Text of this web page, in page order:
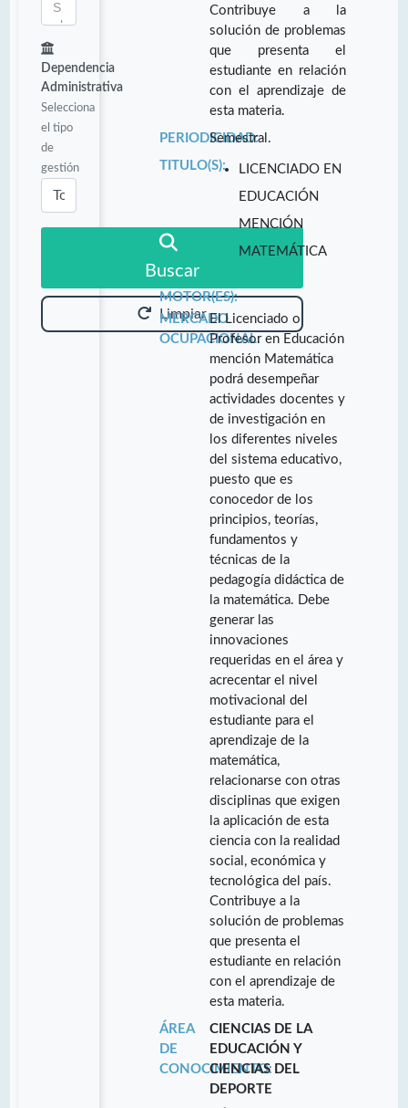
Dependencia
Administrativa
Selecciona
el tipo
de
gestión
Buscar
Limpiar
Contribuye a la
solución de problemas
que presenta el
estudiante en relación
con el aprendizaje de
esta materia.
PERIODICIDAD:
Semestral.
TITULO(S):
LICENCIADO EN
EDUCACIÓN
MENCIÓN
MATEMÁTICA
MOTOR(ES):
MERCADO
OCUPACIONAL:
El Licenciado o
Profesor en Educación
mención Matemática
podrá desempeñar
actividades docentes y
de investigación en
los diferentes niveles
del sistema educativo,
puesto que es
conocedor de los
principios, teorías,
fundamentos y
técnicas de la
pedagogía didáctica de
la matemática. Debe
generar las
innovaciones
requeridas en el área y
acrecentar el nivel
motivacional del
estudiante para el
aprendizaje de la
matemática,
relacionarse con otras
disciplinas que exigen
la aplicación de esta
ciencia con la realidad
social, económica y
tecnológica del país.
Contribuye a la
solución de problemas
que presenta el
estudiante en relación
con el aprendizaje de
esta materia.
ÁREA
DE
CONOCIMIENTO:
CIENCIAS DE LA
EDUCACIÓN Y
CIENCIAS DEL
DEPORTE